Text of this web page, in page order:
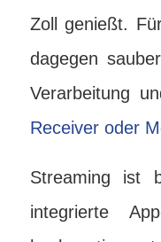
Zoll genießt.
dagegen
Verarbeitung
Receiver oder
Streaming ist
integrierte